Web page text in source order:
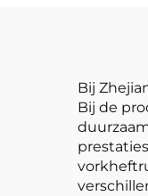
Bij
Bij de